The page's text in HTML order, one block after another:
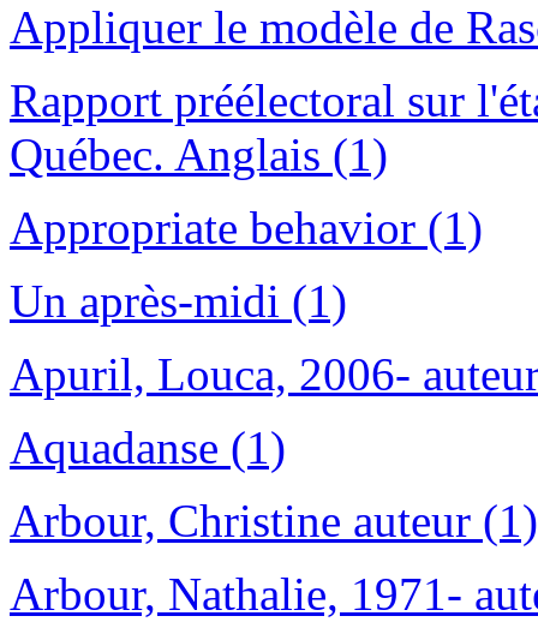
Appliquer le modèle de
Rapport préélectoral sur
Québec. Anglais (1)
Appropriate behavior (1)
Un après-midi (1)
Apuril, Louca, 2006-
Aquadanse (1)
Arbour, Christine auteur (1)
Arbour, Nathalie, 1971-